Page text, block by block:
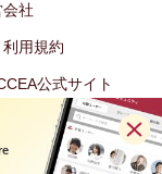
社
利用規約
公式サイト